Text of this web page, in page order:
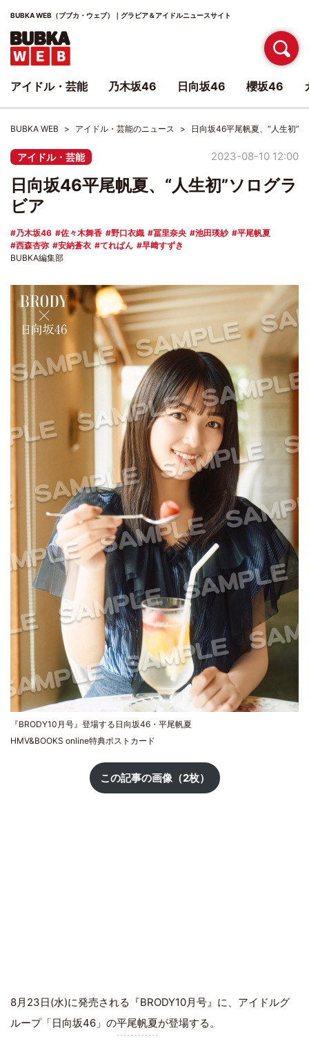
BUBKA WEB（ブブカ・ウェブ）｜グラビア＆アイドルニュースサイト
BUBKA WEB アイドル・芸能のニュース 日向坂46平尾帆夏、“人生初”
アイドル・芸能 2023-08-10 12:00
日向坂46平尾帆夏、“人生初”ソログラ
ビア
乃木坂46 佐々木舞香 野口衣織 冨里奈央 池田瑛紗
平尾帆夏
西森杏弥
安納蒼衣 てれぱん
早﨑すずき
BUBKA編集部
『BRODY10月号』登場する日向坂46・平尾帆夏
HMV&BOOKS online特典ポストカード
この記事の画像（2枚）
8月23日(水)に発売される『BRODY10月号』に、アイドルグ
ループ「日向坂46」の平尾帆夏が登場する。
アイドル・芸能 乃木坂46 日向坂46 櫻坂46